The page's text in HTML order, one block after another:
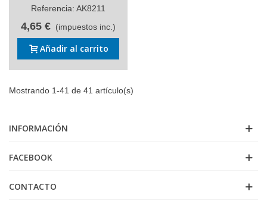
Referencia: AK8211
4,65 € (impuestos inc.)
Añadir al carrito
Mostrando 1-41 de 41 artículo(s)
INFORMACIÓN
FACEBOOK
CONTACTO